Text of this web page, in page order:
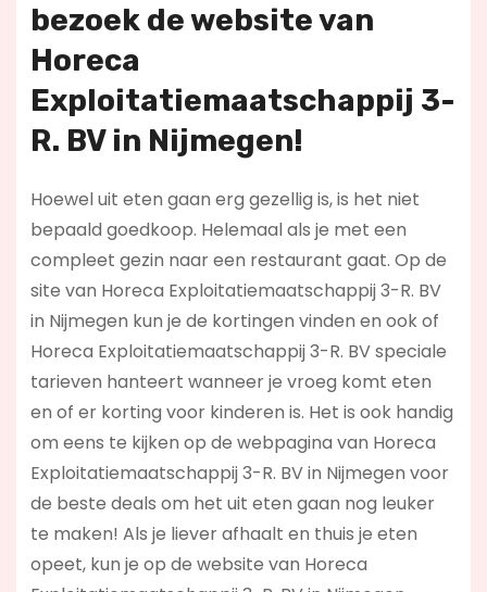
bezoek de website van
Horeca
Exploitatiemaatschappij 3-
R. BV in Nijmegen!
Hoewel uit eten gaan erg gezellig is, is het niet
bepaald goedkoop. Helemaal als je met een
compleet gezin naar een restaurant gaat. Op de
site van Horeca Exploitatiemaatschappij 3-R. BV
in Nijmegen kun je de kortingen vinden en ook of
Horeca Exploitatiemaatschappij 3-R. BV speciale
tarieven hanteert wanneer je vroeg komt eten
en of er korting voor kinderen is. Het is ook handig
om eens te kijken op de webpagina van Horeca
Exploitatiemaatschappij 3-R. BV in Nijmegen voor
de beste deals om het uit eten gaan nog leuker
te maken! Als je liever afhaalt en thuis je eten
opeet, kun je op de website van Horeca